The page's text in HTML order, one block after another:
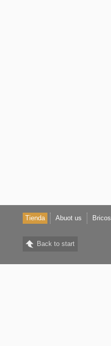
Tienda Abuot us Bricos
Back to start